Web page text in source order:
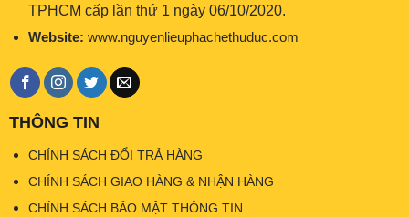
TPHCM cấp lần thứ 1 ngày 06/10/2020.
Website: www.nguyenlieuphachethuduc.com
THÔNG TIN
CHÍNH SÁCH ĐỔI TRẢ HÀNG
CHÍNH SÁCH GIAO HÀNG & NHẬN HÀNG
CHÍNH SÁCH BẢO MẬT THÔNG TIN